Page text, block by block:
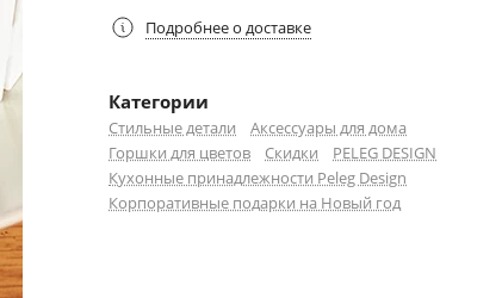
Подробнее о доставке
Категории
Стильные детали
Аксессуары для дома
Горшки для цветов
Скидки
PELEG DESIGN
Кухонные принадлежности Peleg Design
Корпоративные подарки на Новый год